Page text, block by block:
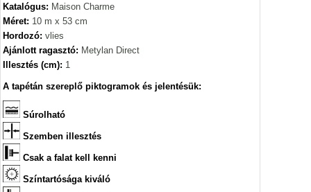
Katalógus: Maison Charme
Méret: 10 m x 53 cm
Hordozó: vlies
Ajánlott ragasztó: Metylan Direct
Illesztés (cm): 1
A tapétán szereplő piktogramok és jelentésük:
Súrolható
Szemben illesztés
Csak a falat kell kenni
Színtartósága kiváló